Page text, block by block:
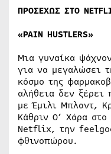
ΠΡΟΣΕΧΩΣ ΣΤΟ
«PAIN HUSTLERS»
Μια γυναίκα
για να μεγαλώσει
κόσμο της
αλήθεια δεν
με Έμιλι Μπλαντ,
Κάθριν Ο’ Χάρα στο
Netflix, την
φθινοπώρου.